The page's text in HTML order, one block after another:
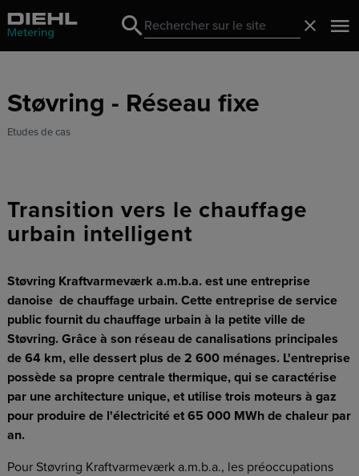
Search
Search
Støvring - Réseau fixe
Etudes de cas
Transition vers le chauffage
urbain intelligent
Støvring Kraftvarmeværk a.m.b.a. est une entreprise
danoise de chauffage urbain. Cette entreprise de service
public fournit du chauffage urbain à la petite ville de
Støvring. Grâce à son réseau de canalisations principales
de 64 km, elle dessert plus de 2 600 ménages. L'entreprise
possède sa propre centrale thermique, qui se caractérise
par une architecture unique, et utilise trois moteurs à gaz
pour produire de l'électricité et 65 000 MWh de chaleur par
an.
Pour Støvring Kraftvarmeværk a.m.b.a., les préoccupations